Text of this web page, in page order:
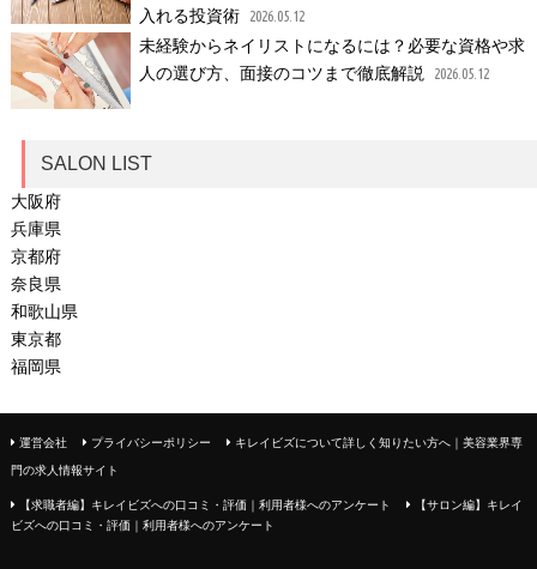
入れる投資術
2026.05.12
未経験からネイリストになるには？必要な資格や求
人の選び方、面接のコツまで徹底解説
2026.05.12
SALON LIST
大阪府
兵庫県
京都府
奈良県
和歌山県
東京都
福岡県
運営会社 プライバシーポリシー キレイビズについて詳しく知りたい方へ｜美容業界専
門の求人情報サイト
【求職者編】キレイビズへの口コミ・評価｜利用者様へのアンケート
【サロン編】キレイ
ビズへの口コミ・評価｜利用者様へのアンケート